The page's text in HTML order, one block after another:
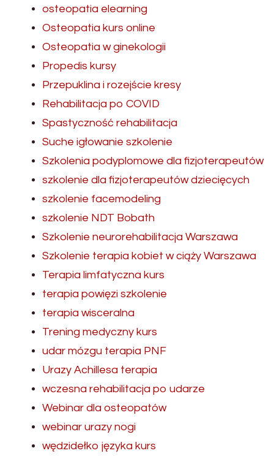
osteopatia elearning
Osteopatia kurs online
Osteopatia w ginekologii
Propedis kursy
Przepuklina i rozejście kresy
Rehabilitacja po COVID
Spastyczność rehabilitacja
Suche igłowanie szkolenie
Szkolenia podyplomowe dla fizjoterapeutów
szkolenie dla fizjoterapeutów dziecięcych
szkolenie facemodeling
szkolenie NDT Bobath
Szkolenie neurorehabilitacja Warszawa
Szkolenie terapia kobiet w ciąży Warszawa
Terapia limfatyczna kurs
terapia powięzi szkolenie
terapia wisceralna
Trening medyczny kurs
udar mózgu terapia PNF
Urazy Achillesa terapia
wczesna rehabilitacja po udarze
Webinar dla osteopatów
webinar urazy nogi
wędzidełko języka kurs